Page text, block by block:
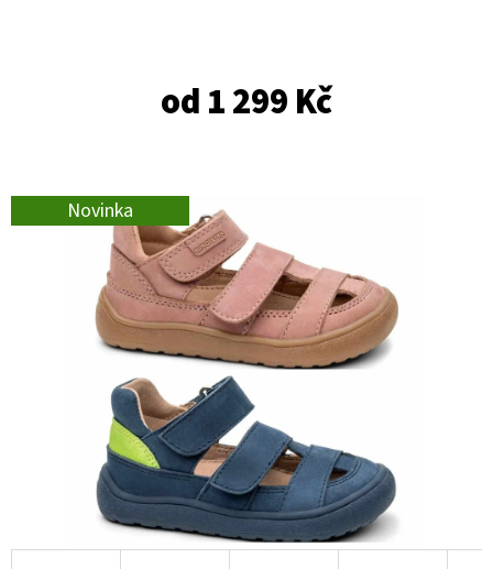
od1 299 Kč
Novinka
E
T